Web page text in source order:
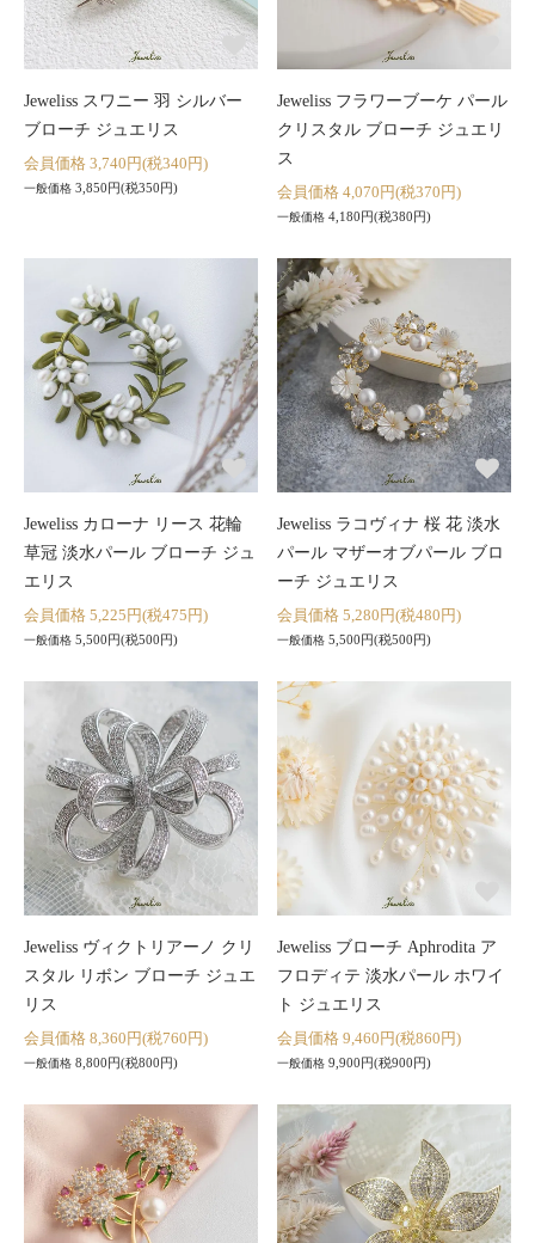
Jeweliss スワニー 羽 シルバー
ブローチ ジュエリス
会員価格 3,740円(税340円)
一般価格 3,850円(税350円)
Jeweliss フラワーブーケ パール
クリスタル ブローチ ジュエリ
ス
会員価格 4,070円(税370円)
一般価格 4,180円(税380円)
Jeweliss カローナ リース 花輪
草冠 淡水パール ブローチ ジュ
エリス
会員価格 5,225円(税475円)
一般価格 5,500円(税500円)
Jeweliss ラコヴィナ 桜 花 淡水
パール マザーオブパール ブロ
ーチ ジュエリス
会員価格 5,280円(税480円)
一般価格 5,500円(税500円)
Jeweliss ヴィクトリアーノ クリ
スタル リボン ブローチ ジュエ
リス
会員価格 8,360円(税760円)
一般価格 8,800円(税800円)
Jeweliss ブローチ Aphrodita ア
フロディテ 淡水パール ホワイ
ト ジュエリス
会員価格 9,460円(税860円)
一般価格 9,900円(税900円)